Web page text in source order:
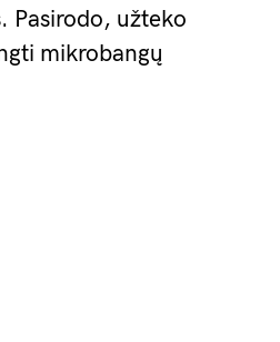
Pasirodo, užteko
mikrobangų